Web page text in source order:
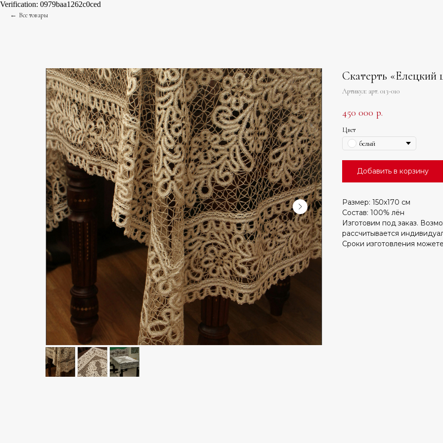
Verification: 0979baa1262c0ced
Все товары
Скатерть «Елецкий
Артикул: арт. 013-010
450 000 р.
Цвет
белый
Добавить в корзину
Размер: 150х170 см
Состав: 100% лён
Изготовим под заказ.
рассчитывается
Сроки изготовления